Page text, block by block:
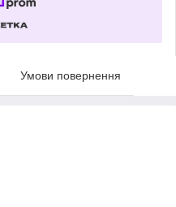
Умови повернення